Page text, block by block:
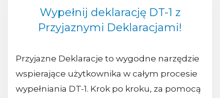
Wypełnij deklarację DT-1 z
Przyjaznymi Deklaracjami!
Przyjazne Deklaracje to wygodne narzędzie
wspierające użytkownika w całym procesie
wypełniania DT-1. Krok po kroku, za pomocą